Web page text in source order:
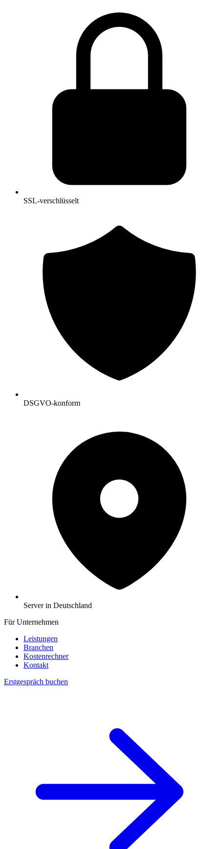
SSL-verschlüsselt
DSGVO-konform
Server in Deutschland
Für Unternehmen
Leistungen
Branchen
Kostenrechner
Kontakt
Erstgespräch buchen